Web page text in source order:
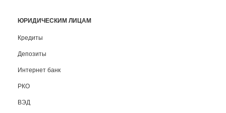
ЮРИДИЧЕСКИМ ЛИЦАМ
Кредиты
Депозиты
Интернет банк
РКО
ВЭД